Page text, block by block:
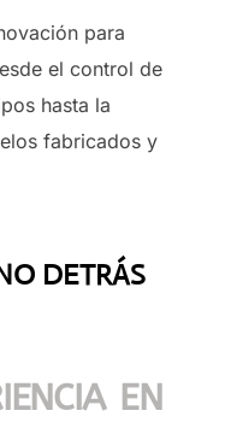
para
el control de
hasta la
fabricados y
DETRÁS
EN